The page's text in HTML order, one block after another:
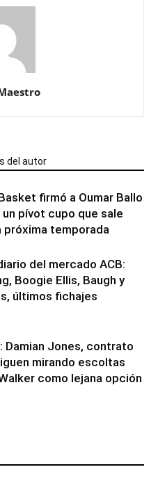
del autor
firmó a Oumar Ballo
pívot cupo que sale
temporada
del mercado ACB:
Boogie Ellis, Baugh y
últimos fichajes
Damian Jones, contrato
mirando escoltas
como lejana opción